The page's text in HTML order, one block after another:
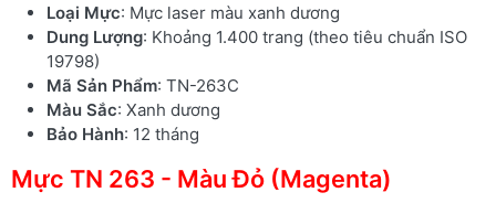
Loại Mực: Mực laser màu xanh dương
Dung Lượng: Khoảng 1.400 trang (theo tiêu chuẩn ISO
19798)
Mã Sản Phẩm: TN-263C
Màu Sắc: Xanh dương
Bảo Hành: 12 tháng
Mực TN 263 - Màu Đỏ (Magenta)